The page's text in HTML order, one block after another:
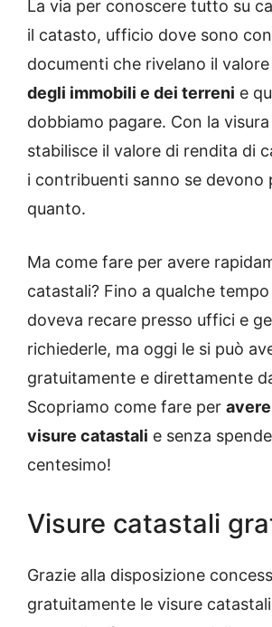
La via per conoscere tutto su
il catasto, ufficio dove sono
documenti che rivelano il valore
degli immobili e dei terreni e
dobbiamo pagare. Con la
stabilisce il valore di rendita di
i contribuenti sanno se devono
quanto.
Ma come fare per avere
catastali? Fino a qualche
doveva recare presso uffici e
richiederle, ma oggi le si può
gratuitamente e direttamente
Scopriamo come fare per
visure catastali e senza
centesimo!
Visure catastali
Grazie alla disposizione
gratuitamente le visure